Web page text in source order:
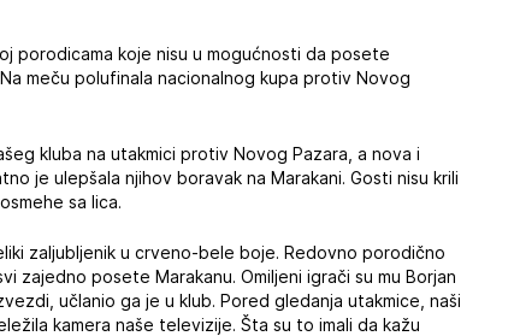
porodicama koje nisu u mogućnosti da posete
meču polufinala nacionalnog kupa protiv Novog
kluba na utakmici protiv Novog Pazara, a nova i
je ulepšala njihov boravak na Marakani. Gosti nisu krili
sa lica.
zaljubljenik u crveno-bele boje. Redovno porodično
zajedno posete Marakanu. Omiljeni igrači su mu Borjan
učlanio ga je u klub. Pored gledanja utakmice, naši
kamera naše televizije. Šta su to imali da kažu